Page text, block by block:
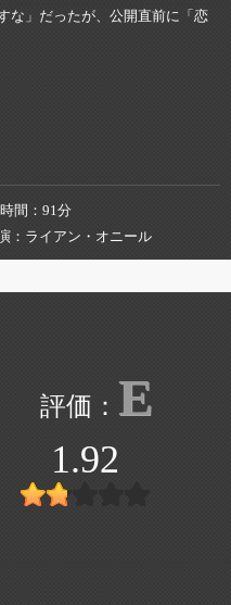
な」だったが、公開直前に「恋
時間
91分
ライアン・オニール
E
1.92